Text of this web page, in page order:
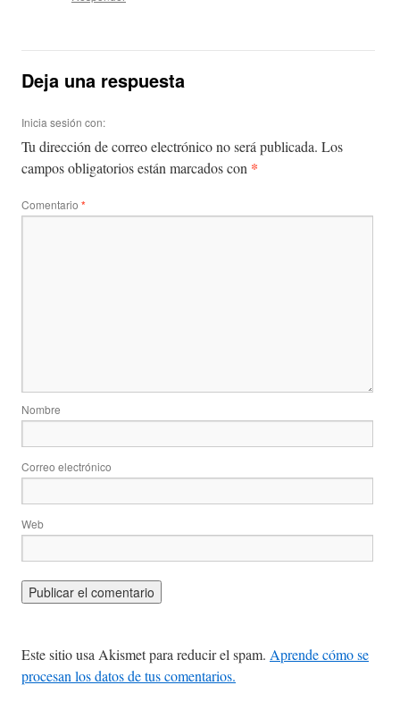
Deja una respuesta
Inicia sesión con:
Tu dirección de correo electrónico no será publicada. Los
campos obligatorios están marcados con *
Comentario *
Nombre
Correo electrónico
Web
Este sitio usa Akismet para reducir el spam. Aprende cómo se
procesan los datos de tus comentarios.